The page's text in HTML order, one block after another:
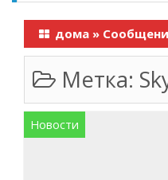
дома »
Метка:
Новости